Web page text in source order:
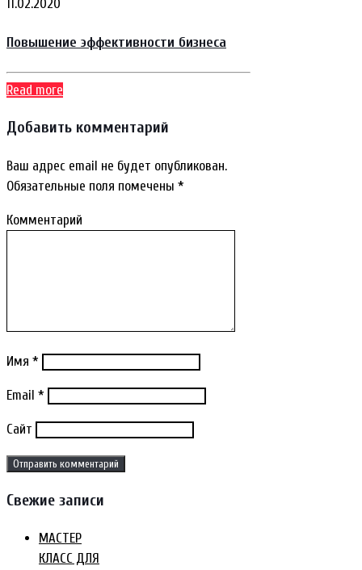
11.02.2020
Повышение эффективности бизнеса
Read more
Добавить комментарий
Ваш адрес email не будет опубликован.
Обязательные поля помечены *
Комментарий
Имя *
Email *
Сайт
Свежие записи
МАСТЕР
КЛАСС ДЛЯ